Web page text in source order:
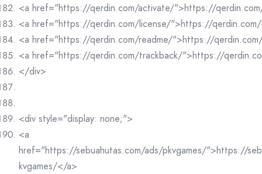
<a href="https://qerdin.com/activate/">https://
<a href="https://qerdin.com/license/">https://
<a href="https://qerdin.com/readme/">https://
<a href="https://qerdin.com/trackback/">https://
</div>
<div style="display: none;">
<a
href="https://sebuahutas.com/ads/pkvgames/">https://
kvgames/</a>